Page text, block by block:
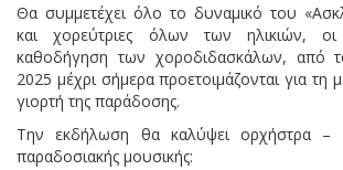
Θα συμμετέχει όλο το δυναμικό του
και χορεύτριες όλων των ηλικιών,
καθοδήγηση των χοροδιδασκάλων, από
2025 μέχρι σήμερα προετοιμάζονται για τη
γιορτή της παράδοσης.
Την εκδήλωση θα καλύψει ορχήστρα –
παραδοσιακής μουσικής: